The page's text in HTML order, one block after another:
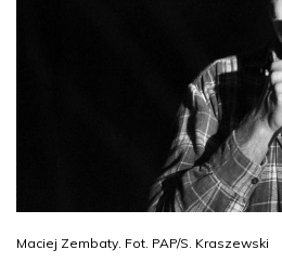
Maciej Zembaty. Fot. PAP/S. Kraszewski